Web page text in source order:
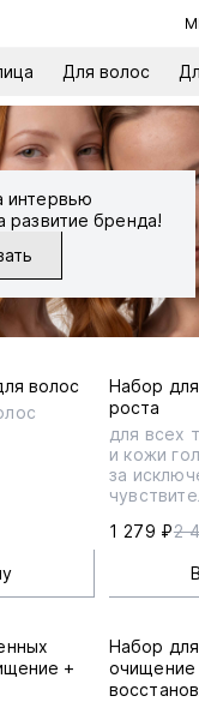
Для волос
интервью
развитие бренда!
волос
Набор
роста
для всех
и кожи
за
1 279 ₽2
+
Набор
очищение